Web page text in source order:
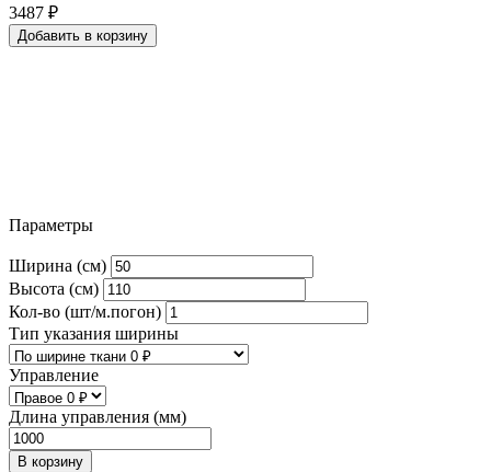
3487 ₽
Добавить в корзину
Параметры
Ширина (см)
Высота (см)
Кол-во (шт/м.погон)
Тип указания ширины
Управление
Длина управления (мм)
В корзину